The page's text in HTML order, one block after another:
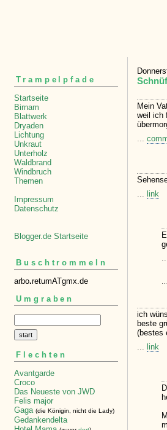
Trampelpfade
Startseite
Birnam
Blattwerk
Dryaden
Lichtung
Unkraut
Unterholz
Waldbrand
Windbruch
Themen
Impressum
Datenschutz
Blogger.de Startseite
Buschtrommeln
arbo.retumATgmx.de
Umgraben
Flechten
Avantgarde
Croco
Das Neueste von JWD
Felis major
Gaga (die Königin, nicht die Lady)
Gedankendelta
Mein
weil ich
...
... link
ich
beste
(bestes
... link